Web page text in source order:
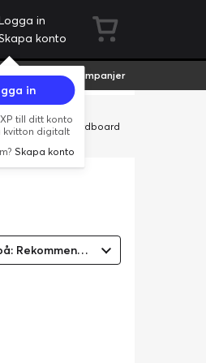
in
konto
in
till ditt konto
kvitton digitalt
Skapa konto
Kampanjer
Företag Cardboard
Sortera på: Rekommenderad